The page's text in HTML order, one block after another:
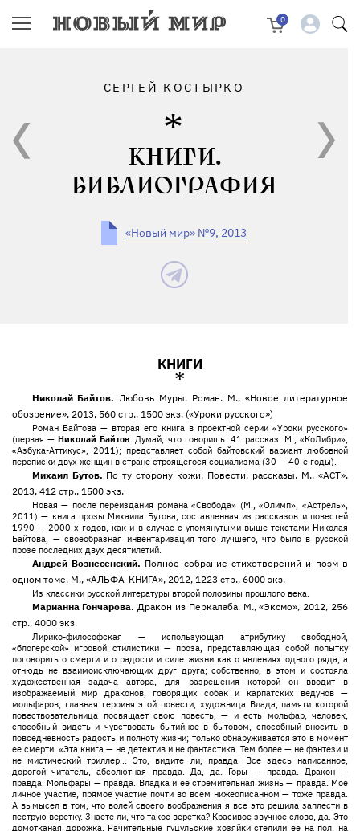
0
СЕРГЕЙ КОСТЫРКО
КНИГИ.
БИБЛИОГРАФИЯ
«Новый мир» №9, 2013
КНИГИ
*
Николай Байтов.Любовь Муры. Роман. М., «Новое литературное
обозрение», 2013, 560 стр., 1500 экз. («Уроки русского»)
Роман Байтова — вторая его книга в проектной серии «Уроки русского»
(первая —Николай Байтов. Думай, что говоришь: 41 рассказ. М., «КоЛибри»,
«Азбука-Аттикус», 2011); представляет собой байтовский вариант любовной
переписки двух женщин в стране строящегося социализма (30 — 40-е годы).
Михаил Бутов. По ту сторону кожи. Повести, рассказы. М., «АСТ»,
2013, 412 стр., 1500 экз.
Новая — после переиздания романа «Свобода» (М., «Олимп», «Астрель»,
2011) — книга прозы Михаила Бутова, составленная из рассказов и повестей
1990 — 2000-х годов, как и в случае с упомянутыми выше текстами Николая
Байтова, — своеобразная инвентаризация того лучшего, что было в русской
прозе последних двух десятилетий.
Андрей Вознесенский. Полное собрание стихотворений и поэм в
одном томе. М., «АЛЬФА-КНИГА», 2012, 1223 стр., 6000 экз.
Из классики русской литературы второй половины прошлого века.
Марианна Гончарова. Дракон из Перкалаба. М., «Эксмо», 2012, 256
стр., 4000 экз.
Лирико-философская — использующая атрибутику свободной,
«блогерской» игровой стилистики — проза, представляющая собой попытку
поговорить о смерти и о радости и силе жизни как о явлениях одного ряда, а
отнюдь не взаимоисключающих друг друга; собственно, в этом и состояла
художественная задача автора, для разрешения которой он вводит в
изображаемый мир драконов, говорящих собак и карпатских ведунов —
мольфаров; главная героиня этой повести, художница Влада, памяти которой
повествовательница посвящает свою повесть, — и есть мольфар, человек,
способный видеть и чувствовать бытийное в бытовом, способный вносить в
повседневность радость и полноту жизни; только обнаруживается это в момент
ее смерти. «Эта книга — не детектив и не фантастика. Тем более — не фэнтези и
не мистический триллер... Это, видите ли, правда. Все здесь написанное,
дорогой читатель, абсолютная правда. Да, да. Горы — правда. Дракон —
правда. Мольфары — правда. Владка и ее стремительная жизнь — правда. Мое
личное участие, прямое участие почти во всем нижеописанном — тоже правда.
А вымысел в том, что волей своего воображения я все это решила заплести в
пеструю веретку. Знаете ли, что такое веретка? Красивое звучное слово, да. Это
домотканая дорожка. Рачительные гуцульские хозяйки стелили ее на пол, на